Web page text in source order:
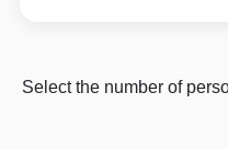
Select the number of